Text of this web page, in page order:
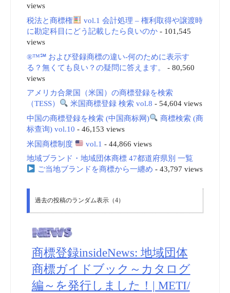
views
税法と商標権
vol.1 会計処理 – 権利取得や譲渡時
に勘定科目にどう記載したら良いのか- 101,545
views
®™℠ および登録商標の違い-何のために表示す
る？無くても良い？の疑問に答えます。
- 80,560
views
アメリカ合衆国（米国）の商標登録を検索
（TESS）
米国商標登録 検索 vol.8 - 54,604 views
中国の商標登録を検索 (中国商标网)
商標検索 (商
标查询) vol.10 - 46,153 views
米国商標制度
vol.1 - 44,866 views
地域ブランド・地域団体商標 47都道府県別 一覧
ご当地ブランドを商標から一纏め - 43,797 views
過去の投稿のランダム表示（4）
商標登録insideNews: 地域団体
商標ガイドブック～カタログ
編～を発行しました！| METI/